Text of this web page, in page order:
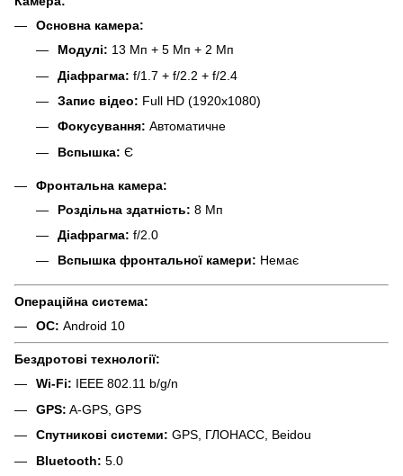
Основна камера:
Модулі: 13 Мп + 5 Мп + 2 Мп
Діафрагма: f/1.7 + f/2.2 + f/2.4
Запис відео: Full HD (1920x1080)
Фокусування: Автоматичне
Вспышка: Є
Фронтальна камера:
Роздільна здатність: 8 Мп
Діафрагма: f/2.0
Вспышка фронтальної камери: Немає
Операційна система:
ОС: Android 10
Бездротові технології:
Wi-Fi: IEEE 802.11 b/g/n
GPS: A-GPS, GPS
Спутникові системи: GPS, ГЛОНАСС, Beidou
Bluetooth: 5.0